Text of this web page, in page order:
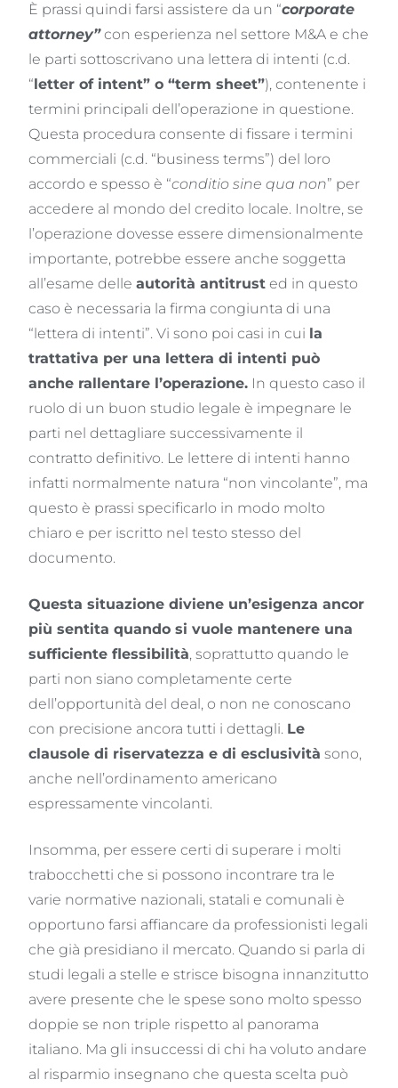
È prassi quindi farsi assistere da un “corporate
attorney”con esperienza nel settore M&A e che
le parti sottoscrivano una lettera di intenti (c.d.
“ letter of intent” o “term sheet”), contenente i
termini principali dell’operazione in questione.
Questa procedura consente di fissare i termini
commerciali (c.d. “business terms”) del loro
accordo e spesso è “conditio sine qua non” per
accedere al mondo del credito locale. Inoltre, se
l’operazione dovesse essere dimensionalmente
importante, potrebbe essere anche soggetta
all’esame delleautorità antitrust ed in questo
caso è necessaria la firma congiunta di una
“lettera di intenti”. Vi sono poi casi in cui la
trattativa per una lettera di intenti può
anche rallentare l’operazione. In questo caso il
ruolo di un buon studio legale è impegnare le
parti nel dettagliare successivamente il
contratto definitivo. Le lettere di intenti hanno
infatti normalmente natura “non vincolante”, ma
questo è prassi specificarlo in modo molto
chiaro e per iscritto nel testo stesso del
documento.
Questa situazione diviene un’esigenza ancor
più sentita quando si vuole mantenere una
sufficiente flessibilità, soprattutto quando le
parti non siano completamente certe
dell’opportunità del deal, o non ne conoscano
con precisione ancora tutti i dettagli. Le
clausole di riservatezza e di esclusività sono,
anche nell’ordinamento americano
espressamente vincolanti.
Insomma, per essere certi di superare i molti
trabocchetti che si possono incontrare tra le
varie normative nazionali, statali e comunali è
opportuno farsi affiancare da professionisti legali
che già presidiano il mercato. Quando si parla di
studi legali a stelle e strisce bisogna innanzitutto
avere presente che le spese sono molto spesso
doppie se non triple rispetto al panorama
italiano. Ma gli insuccessi di chi ha voluto andare
al risparmio insegnano che questa scelta può